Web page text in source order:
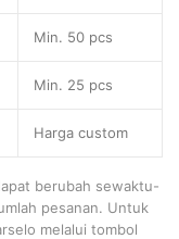
Min. 50 pcs
Min. 25 pcs
Harga custom
berubah sewaktu-
pesanan. Untuk
melalui tombol